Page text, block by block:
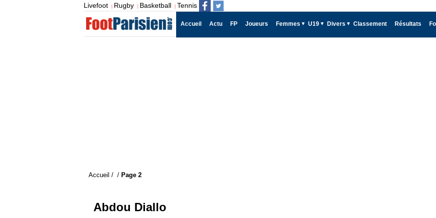
Livefoot | Rugby | Basketball | Tennis
Accueil Actu FP Joueurs Femmes U19 Divers Classement Résultats
Accueil / / Page 2
Abdou Diallo